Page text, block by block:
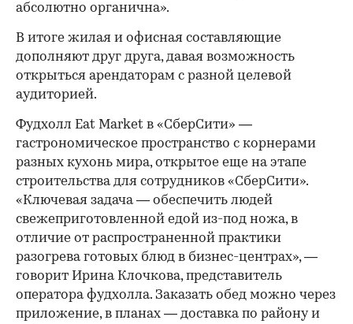
абсолютно органична».
В итоге жилая и офисная составляющие
дополняют друг друга, давая возможность
открыться арендаторам с разной целевой
аудиторией.
Фудхолл Eat Market в «СберСити» —
гастрономическое пространство с корнерами
разных кухонь мира, открытое еще на этапе
строительства для сотрудников «СберСити».
«Ключевая задача — обеспечить людей
свежеприготовленной едой из-под ножа, в
отличие от распространенной практики
разогрева готовых блюд в бизнес-центрах», —
говорит Ирина Клочкова, представитель
оператора фудхолла. Заказать обед можно через
приложение, в планах — доставка по району и